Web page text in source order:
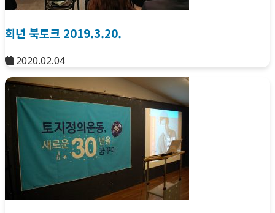
희년 북토크 2019.3.20.
2020.02.04